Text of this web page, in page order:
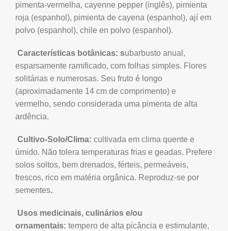
pimenta-vermelha, cayenne pepper (inglês), pimienta
roja (espanhol), pimienta de cayena (espanhol), ají em
polvo (espanhol), chile en polvo (espanhol).
Características botânicas: subarbusto anual,
esparsamente ramificado, com folhas simples. Flores
solitárias e numerosas. Seu fruto é longo
(aproximadamente 14 cm de comprimento) e
vermelho, sendo considerada uma pimenta de alta
ardência.
Cultivo-Solo/Clima: cultivada em clima quente e
úmido. Não tolera temperaturas frias e geadas. Prefere
solos soltos, bem drenados, férteis, permeáveis,
frescos, rico em matéria orgânica. Reproduz-se por
sementes.
Usos medicinais, culinários e/ou
ornamentais: tempero de alta picância e estimulante,